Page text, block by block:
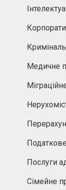
Медичне
Послуги
Сімейне